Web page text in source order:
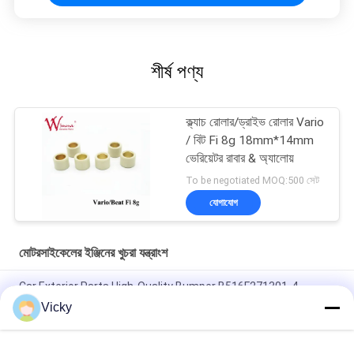
শীর্ষ পণ্য
ক্ল্যাচ রোলার/ড্রাইভ রোলার Vario
/ বিট Fi 8g 18mm*14mm
ভেরিয়েটর রাবার & অ্যালোয়
To be negotiated MOQ:500 সেট
যোগাযোগ
মোটরসাইকেলের ইঞ্জিনের খুচরা যন্ত্রাংশ
Car Exterior Parts High-Quality Bumper B516F271301-4
CHANAN OSHAN​ Z6 Starry White
স্টার্টার মোটর হন্ডা EX5 মোটরসাইকেল ইঞ্জিন খুচরা যন্ত্রাংশ সস্তা পাইকারি উচ্চ পারফরম্যান্স
Vicky